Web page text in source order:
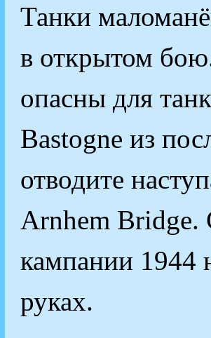
Танки
в открытом
опасны для
Bastogne из
отводите
Arnhem Bridge.
кампании 1944
руках.